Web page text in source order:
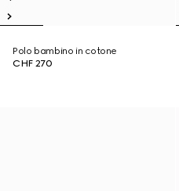
Polo bambino in cotone
CHF 270